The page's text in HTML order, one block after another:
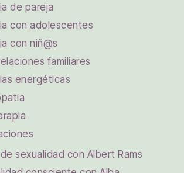
de pareja
con adolescentes
con niñ@s
familiares
energéticas
sexualidad con Albert Rams